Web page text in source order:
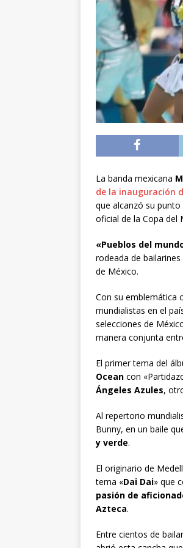
La banda mexicana
de la inauguración
que alcanzó su
oficial de la Copa del
«Pueblos del
rodeada de
de México.
Con su emblemática
mundialistas en el
selecciones de
manera conjunta
El primer tema del
Ocean con
Ángeles Azules,
Al repertorio
Bunny, en un baile
y verde.
El originario de
tema «Dai Dai» que
pasión de
Azteca.
Entre cientos de